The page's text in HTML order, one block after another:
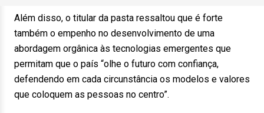
Além disso, o titular da pasta ressaltou que é forte
também o empenho no desenvolvimento de uma
abordagem orgânica às tecnologias emergentes que
permitam que o país “olhe o futuro com confiança,
defendendo em cada circunstância os modelos e valores
que coloquem as pessoas no centro”.